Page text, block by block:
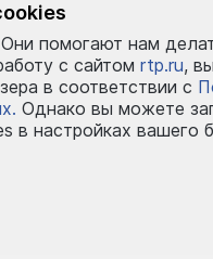
помогают нам
с сайтом rtp.ru,
в соответствии с
Однако вы можете
в настройках вашего